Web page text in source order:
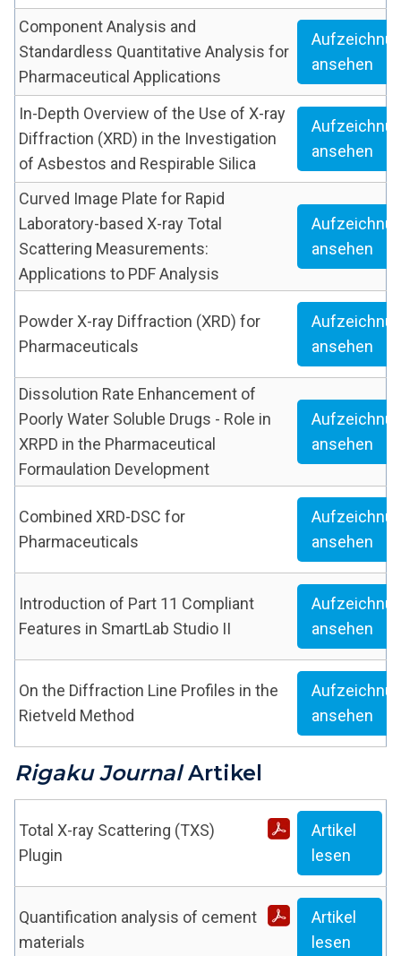
Component Analysis and
Standardless Quantitative Analysis for
Pharmaceutical Applications
ansehen
In-Depth Overview of the Use of X-ray
Diffraction (XRD) in the Investigation
of Asbestos and Respirable Silica
ansehen
Curved Image Plate for Rapid
Laboratory-based X-ray Total
Scattering Measurements:
Applications to PDF Analysis
ansehen
Powder X-ray Diffraction (XRD) for
Pharmaceuticals
ansehen
Dissolution Rate Enhancement of
Poorly Water Soluble Drugs - Role in
XRPD in the Pharmaceutical
Formaulation Development
ansehen
Combined XRD-DSC for
Pharmaceuticals
ansehen
Introduction of Part 11 Compliant
Features in SmartLab Studio II
ansehen
On the Diffraction Line Profiles in the
Rietveld Method
ansehen
Rigaku JournalArtikel
Total X-ray Scattering (TXS)
Plugin
Artikel
lesen
Quantification analysis of cement
materials
Artikel
lesen